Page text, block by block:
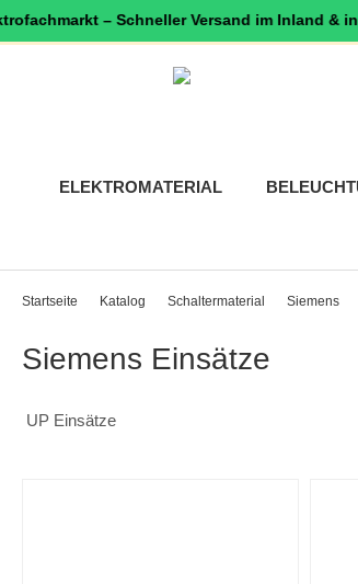
– Schneller Versand im Inland & in die
ELEKTROMATERIAL
Startseite Katalog Schaltermaterial Siemens
Siemens Einsätze
UP Einsätze